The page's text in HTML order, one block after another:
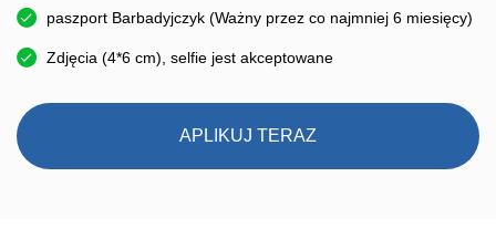
paszport Barbadyjczyk (Ważny przez co najmniej 6 miesięcy)
Zdjęcia (4*6 cm), selfie jest akceptowane
APLIKUJ TERAZ